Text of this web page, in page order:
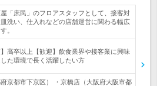
「庶民」のフロアスタッフとして、接客対
洗い、仕入れなどの店舗運営に関わる幅広
。
高卒以上【歓迎】飲食業界や接客業に興味
た環境で長く活躍したい方
府京都市下京区） ・京橋店（大阪府大阪市都